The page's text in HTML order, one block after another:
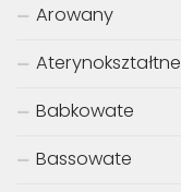
Arowany
Aterynokształtne
Babkowate
Bassowate